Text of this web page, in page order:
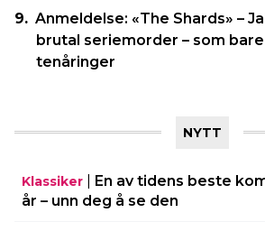
Anmeldelse: «The Shards» –
brutal seriemorder – som
tenåringer
NYTT
Klassiker
En av tidens beste
år – unn deg å se den